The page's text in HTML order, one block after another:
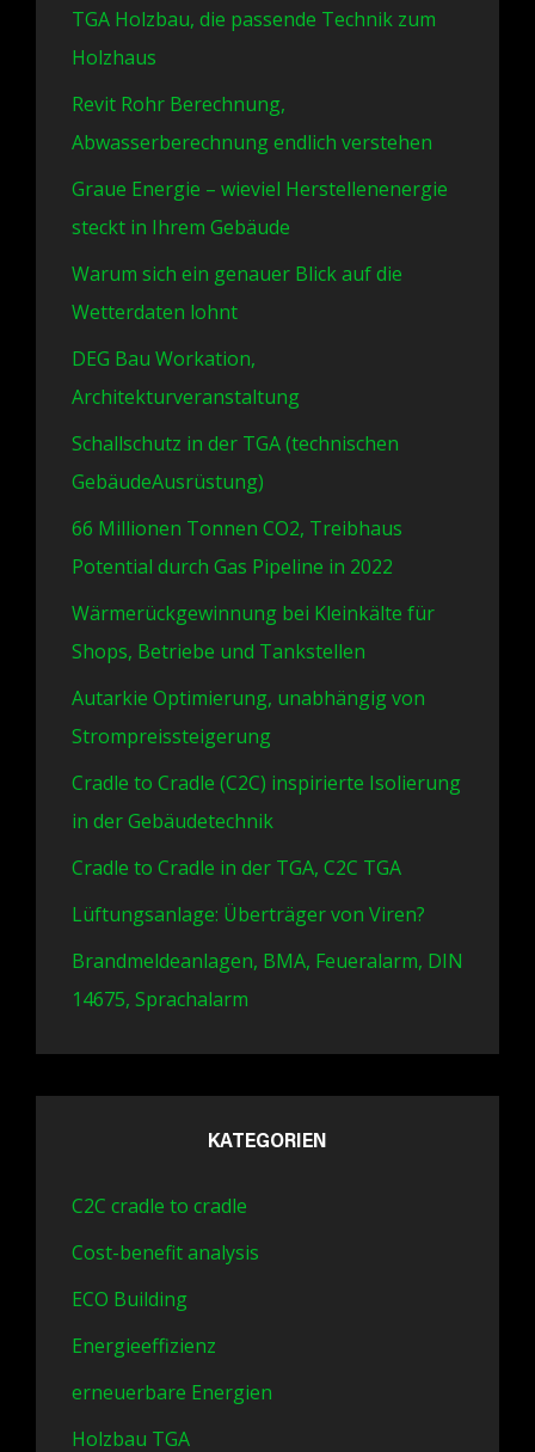
TGA Holzbau, die passende Technik zum
Holzhaus
Revit Rohr Berechnung,
Abwasserberechnung endlich verstehen
Graue Energie – wieviel Herstellenenergie
steckt in Ihrem Gebäude
Warum sich ein genauer Blick auf die
Wetterdaten lohnt
DEG Bau Workation,
Architekturveranstaltung
Schallschutz in der TGA (technischen
GebäudeAusrüstung)
66 Millionen Tonnen CO2, Treibhaus
Potential durch Gas Pipeline in 2022
Wärmerückgewinnung bei Kleinkälte für
Shops, Betriebe und Tankstellen
Autarkie Optimierung, unabhängig von
Strompreissteigerung
Cradle to Cradle (C2C) inspirierte Isolierung
in der Gebäudetechnik
Cradle to Cradle in der TGA, C2C TGA
Lüftungsanlage: Überträger von Viren?
Brandmeldeanlagen, BMA, Feueralarm, DIN
14675, Sprachalarm
KATEGORIEN
C2C cradle to cradle
Cost-benefit analysis
ECO Building
Energieeffizienz
erneuerbare Energien
Holzbau TGA